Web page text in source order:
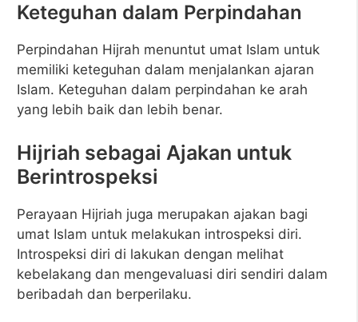
Keteguhan dalam Perpindahan
Perpindahan Hijrah menuntut umat Islam untuk
memiliki keteguhan dalam menjalankan ajaran
Islam. Keteguhan dalam perpindahan ke arah
yang lebih baik dan lebih benar.
Hijriah sebagai Ajakan untuk
Berintrospeksi
Perayaan Hijriah juga merupakan ajakan bagi
umat Islam untuk melakukan introspeksi diri.
Introspeksi diri di lakukan dengan melihat
kebelakang dan mengevaluasi diri sendiri dalam
beribadah dan berperilaku.